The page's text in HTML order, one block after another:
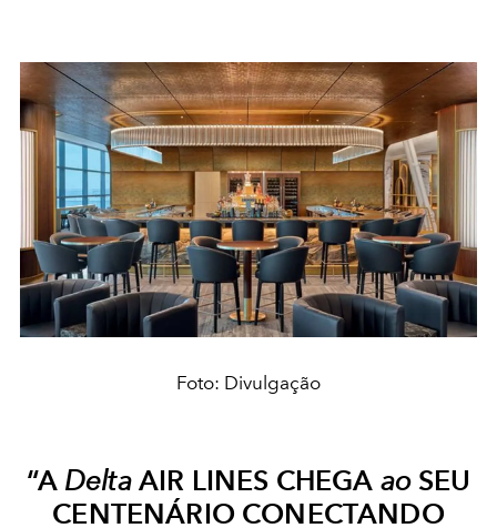
Foto: Divulgação
“A DeltaAIR LINES CHEGA aoSEU
CENTENÁRIO CONECTANDO